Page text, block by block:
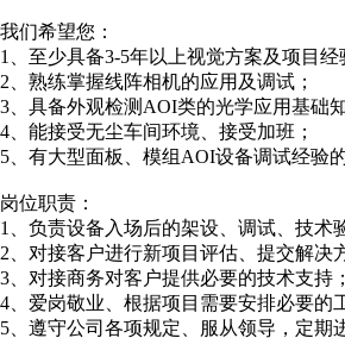
我们希望您：
1、至少具备3-5年以上视觉方案及项目
2、熟练掌握线阵相机的应用及调试；
3、具备外观检测AOI类的光学应用基础
4、能接受无尘车间环境、接受加班；
5、有大型面板、模组AOI设备调试经验的
岗位职责：
1、负责设备入场后的架设、调试、技术
2、对接客户进行新项目评估、提交解
3、对接商务对客户提供必要的技术支持；
4、爱岗敬业、根据项目需要安排必要的
5、遵守公司各项规定、服从领导，定期